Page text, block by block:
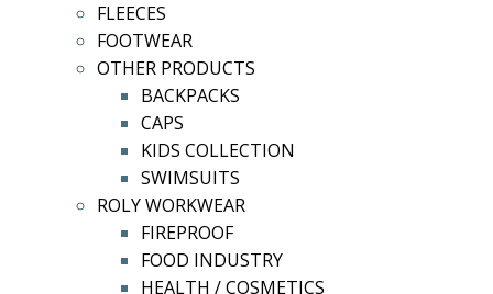
FLEECES
FOOTWEAR
OTHER PRODUCTS
BACKPACKS
CAPS
KIDS COLLECTION
SWIMSUITS
ROLY WORKWEAR
FIREPROOF
FOOD INDUSTRY
HEALTH / COSMETICS